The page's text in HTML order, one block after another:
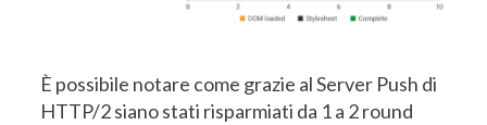
È possibile notare come grazie al Server Push di
HTTP/2 siano stati risparmiati da 1 a 2 round